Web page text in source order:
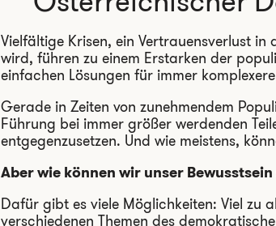
Vielfältige Krisen, ein Vertrauensverlust
wird, führen zu einem Erstarken der
einfachen Lösungen für immer
Gerade in Zeiten von zunehmendem
Führung bei immer größer werdenden
entgegenzusetzen. Und wie meistens,
Aber wie können wir unser
Dafür gibt es viele Möglichkeiten: Viel zu
verschiedenen Themen des